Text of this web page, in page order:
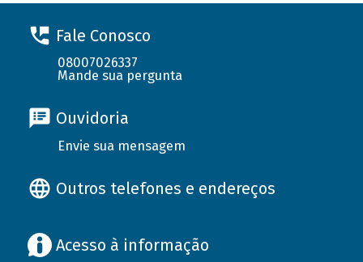
Fale Conosco
08007026337
Mande sua pergunta
Ouvidoria
Envie sua mensagem
Outros telefones e endereços
Acesso à informação